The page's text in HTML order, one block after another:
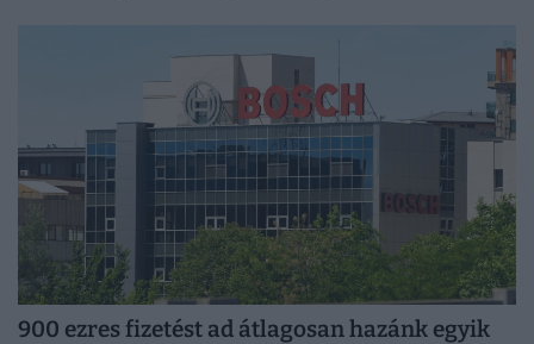
900 ezres fizetést ad átlagosan hazánk egyik